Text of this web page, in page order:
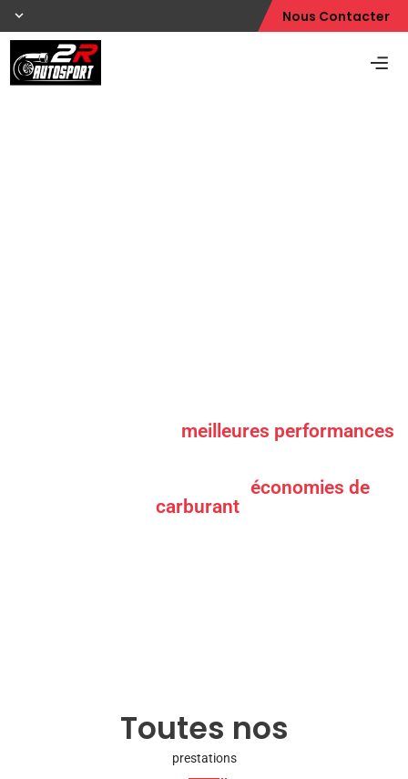
Nous Contacter
meilleures performances
économies de
carburant
Toutes nos
prestations